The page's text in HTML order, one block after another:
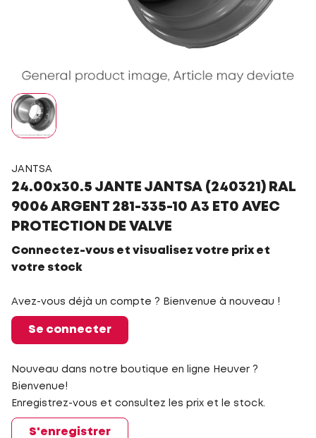
JANTSA
24.00x30.5 JANTE JANTSA (240321) RAL
9006 ARGENT 281-335-10 A3 ET0 AVEC
PROTECTION DE VALVE
Connectez-vous et visualisez votre prix et
votre stock
Avez-vous déjà un compte ? Bienvenue à nouveau !
Se connecter
Nouveau dans notre boutique en ligne Heuver ?
Bienvenue!
Enregistrez-vous et consultez les prix et le stock.
S'enregistrer